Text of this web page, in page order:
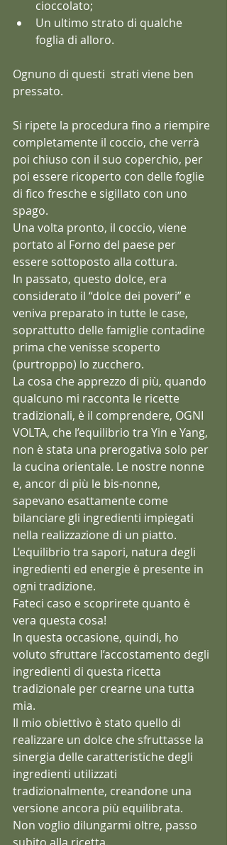
cioccolato;
Un ultimo strato di qualche
foglia di alloro.
Ognuno di questi  strati viene ben
pressato.
Si ripete la procedura fino a riempire
completamente il coccio, che verrà
poi chiuso con il suo coperchio, per
poi essere ricoperto con delle foglie
di fico fresche e sigillato con uno
spago.
Una volta pronto, il coccio, viene
portato al Forno del paese per
essere sottoposto alla cottura.
In passato, questo dolce, era
considerato il “dolce dei poveri” e
veniva preparato in tutte le case,
soprattutto delle famiglie contadine
prima che venisse scoperto
(purtroppo) lo zucchero.
La cosa che apprezzo di più, quando
qualcuno mi racconta le ricette
tradizionali, è il comprendere, OGNI
VOLTA, che l’equilibrio tra Yin e Yang,
non è stata una prerogativa solo per
la cucina orientale. Le nostre nonne
e, ancor di più le bis-nonne,
sapevano esattamente come
bilanciare gli ingredienti impiegati
nella realizzazione di un piatto.
L’equilibrio tra sapori, natura degli
ingredienti ed energie è presente in
ogni tradizione.
Fateci caso e scoprirete quanto è
vera questa cosa!
In questa occasione, quindi, ho
voluto sfruttare l’accostamento degli
ingredienti di questa ricetta
tradizionale per crearne una tutta
mia.
Il mio obiettivo è stato quello di
realizzare un dolce che sfruttasse la
sinergia delle caratteristiche degli
ingredienti utilizzati
tradizionalmente, creandone una
versione ancora più equilibrata.
Non voglio dilungarmi oltre, passo